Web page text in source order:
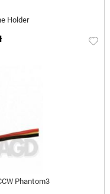
Holder
Phantom3